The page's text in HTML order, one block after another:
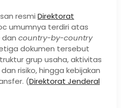
resmi Direktorat
umumnya terdiri atas
dan country-by-country
dokumen tersebut
grup usaha, aktivitas
risiko, hingga kebijakan
(Direktorat Jenderal